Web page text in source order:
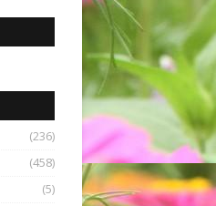
(236)
(458)
(5)